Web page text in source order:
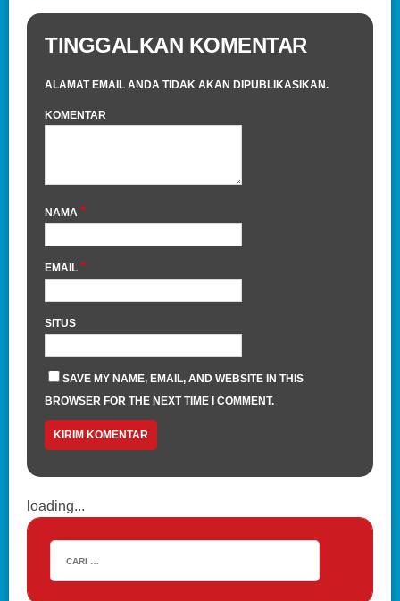
TINGGALKAN KOMENTAR
ALAMAT EMAIL ANDA TIDAK AKAN DIPUBLIKASIKAN.
KOMENTAR
NAMA *
EMAIL *
SITUS
SAVE MY NAME, EMAIL, AND WEBSITE IN THIS
BROWSER FOR THE NEXT TIME I COMMENT.
loading...